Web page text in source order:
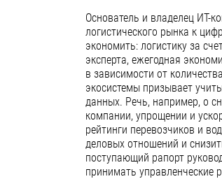
Основатель и владелец ИТ-
логистического рынка к
экономить: логистику за
эксперта, ежегодная
в зависимости от
экосистемы призывает
данных. Речь, например, о
компании, упрощении и
рейтинги перевозчиков и
деловых отношений и
поступающий рапорт
принимать управленческие